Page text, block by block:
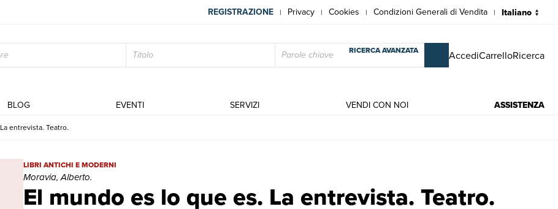
REGISTRAZIONE | Privacy | Cookies | Condizioni Generali di Vendita |
RICERCA AVANZATA AccediCarrelloRicerca
BLOG EVENTI SERVIZI VENDI CON NOI ASSISTENZA
entrevista. Teatro.
El mundo es lo que es. La entrevista. Teatro.
El mundo es lo que es. La entrevista. Teatro. | Libri antichi e moderni | Moravia, Alberto.
LIBRI ANTICHI E MODERNI
Moravia, Alberto.